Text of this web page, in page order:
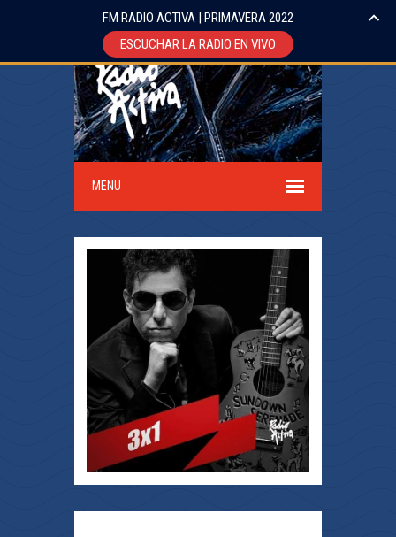
MENU
FM RADIO ACTIVA | PRIMAVERA 2022
ESCUCHAR LA RADIO EN VIVO